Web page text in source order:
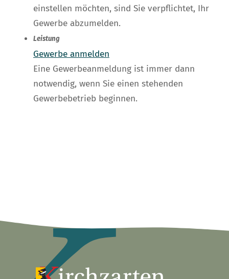
einstellen möchten, sind Sie verpflichtet, Ihr
Gewerbe abzumelden.
Leistung
Gewerbe anmelden
Eine Gewerbeanmeldung ist immer dann
notwendig, wenn Sie einen stehenden
Gewerbebetrieb beginnen.